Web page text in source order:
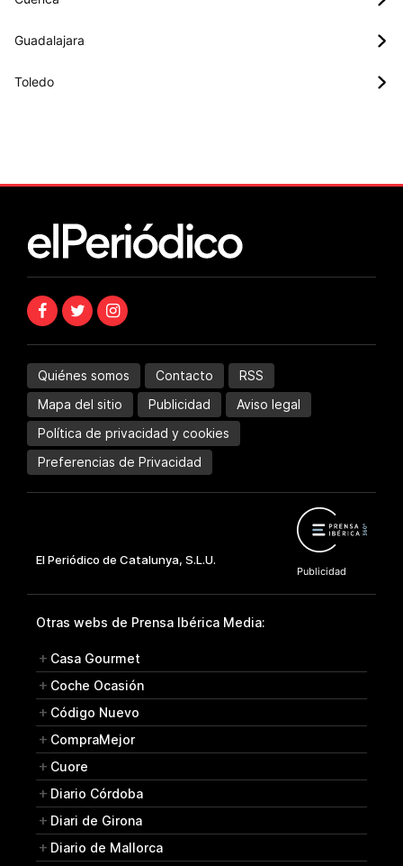
Guadalajara
Toledo
Quiénes somos Contacto
RSS
Mapa del sitio
Publicidad
Aviso legal
Política de privacidad y cookies
Preferencias de Privacidad
Otras webs de Prensa Ibérica Media:
Casa Gourmet
Coche Ocasión
Código Nuevo
CompraMejor
Cuore
Diario Córdoba
Diari de Girona
Diario de Mallorca